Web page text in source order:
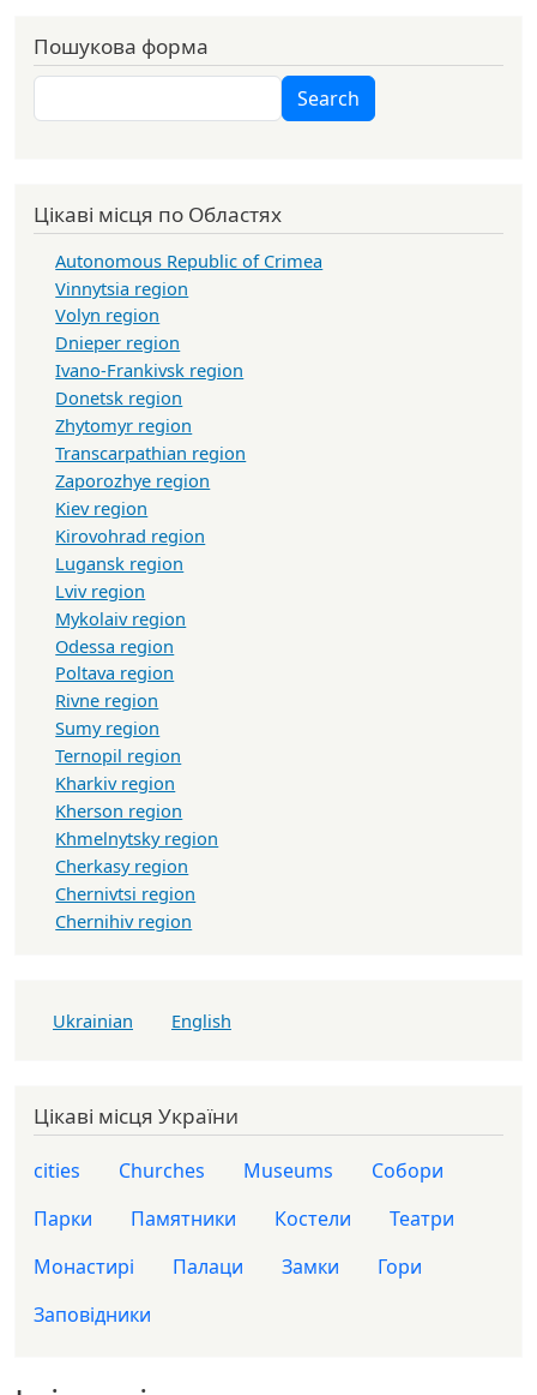
Пошукова форма
Search Search
Цікаві місця по Областях
Autonomous Republic of Crimea
Vinnytsia region
Volyn region
Dnieper region
Ivano-Frankivsk region
Donetsk region
Zhytomyr region
Transcarpathian region
Zaporozhye region
Kiev region
Kirovohrad region
Lugansk region
Lviv region
Mykolaiv region
Odessa region
Poltava region
Rivne region
Sumy region
Ternopil region
Kharkiv region
Kherson region
Khmelnytsky region
Cherkasy region
Chernivtsi region
Chernihiv region
Ukrainian English
Цікаві місця України
cities Churches Museums
Собори
Парки
Памятники Костели
Театри
Монастирі
Палаци Замки
Гори
Заповідники